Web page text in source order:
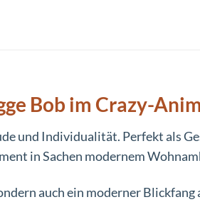
Bob im Crazy-
und Individualität. Perfekt als
in Sachen modernem
auch ein moderner